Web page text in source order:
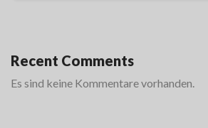
Recent Comments
Es sind keine Kommentare vorhanden.